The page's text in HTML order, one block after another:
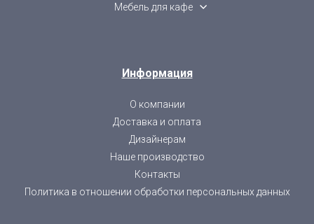
Мебель для кафе
Информация
О компании
Доставка и оплата
Дизайнерам
Наше производство
Контакты
Политика в отношении обработки персональных данных